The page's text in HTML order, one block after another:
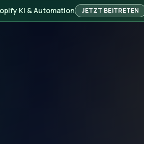
KI & Automation JETZT BEITRETEN